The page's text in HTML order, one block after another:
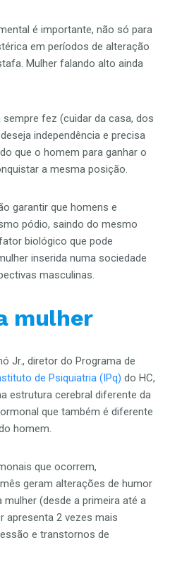
é importante, não só para
em períodos de alteração
Mulher falando alto ainda
sempre fez (cuidar da casa, dos
independência e precisa
que o homem para ganhar o
a mesma posição.
garantir que homens e
pódio, saindo do mesmo
biológico que pode
inserida numa sociedade
masculinas.
mulher
Jr., diretor do Programa de
de Psiquiatria (IPq) do HC,
estrutura cerebral diferente da
que também é diferente
homem.
que ocorrem,
geram alterações de humor
(desde a primeira até a
apresenta 2 vezes mais
e transtornos de